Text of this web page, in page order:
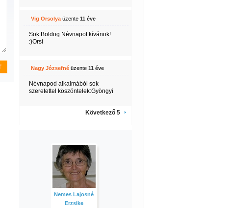
Vig Orsolyaüzente 11 éve
Sok Boldog Névnapot kívánok!
:)Orsi
Nagy Józsefnéüzente 11 éve
Névnapod alkalmából sok
szeretettel köszöntelek:Gyöngyi
Következő 5
Nemes Lajosné
Erzsike